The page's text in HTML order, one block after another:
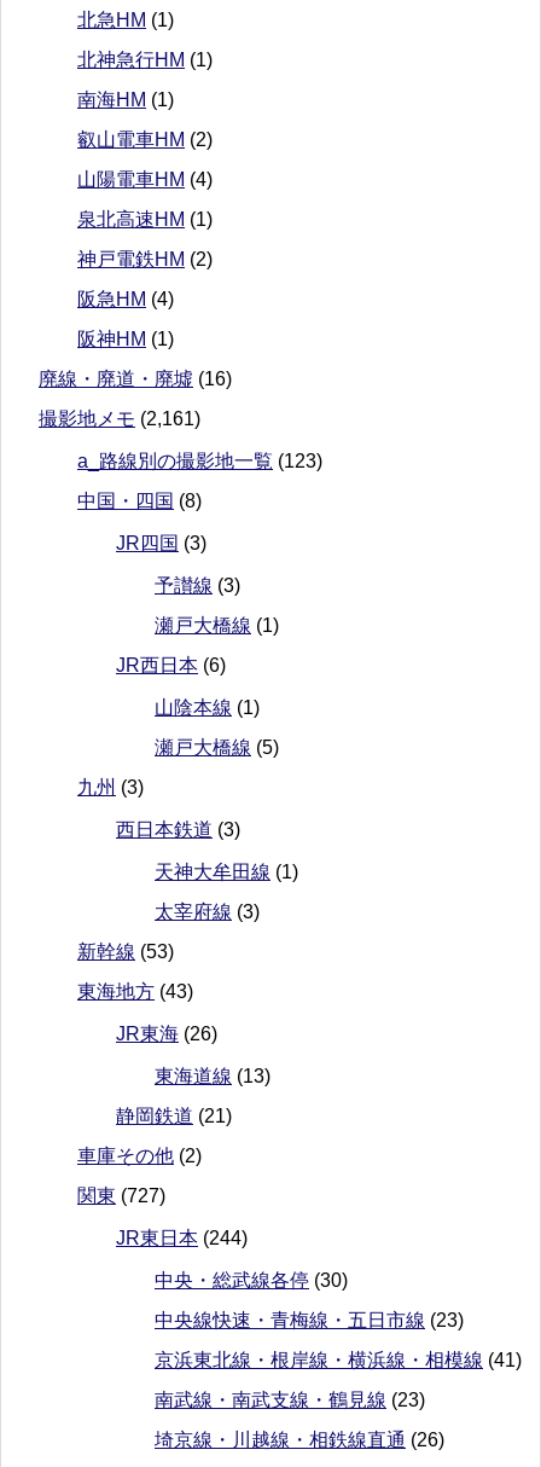
北急HM (1)
北神急行HM (1)
南海HM (1)
叡山電車HM (2)
山陽電車HM (4)
泉北高速HM (1)
神戸電鉄HM (2)
阪急HM (4)
阪神HM (1)
廃線・廃道・廃墟 (16)
撮影地メモ (2,161)
a_路線別の撮影地一覧 (123)
中国・四国 (8)
JR四国 (3)
予讃線 (3)
瀬戸大橋線 (1)
JR西日本 (6)
山陰本線 (1)
瀬戸大橋線 (5)
九州 (3)
西日本鉄道 (3)
天神大牟田線 (1)
太宰府線 (3)
新幹線 (53)
東海地方 (43)
JR東海 (26)
東海道線 (13)
静岡鉄道 (21)
車庫その他 (2)
関東 (727)
JR東日本 (244)
中央・総武線各停 (30)
中央線快速・青梅線・五日市線 (23)
京浜東北線・根岸線・横浜線・相模線 (41)
南武線・南武支線・鶴見線 (23)
埼京線・川越線・相鉄線直通 (26)